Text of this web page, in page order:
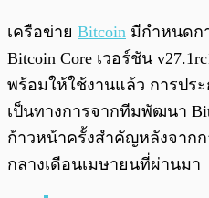
เครือข่าย Bitcoin มีกำหนดก
Bitcoin Core เวอร์ชัน
พร้อมให้ใช้งานแล้ว การปร
เป็นทางการจากทีมพัฒนา
ก้าวหน้าครั้งสำคัญหลังจากก
กลางเดือนเมษายนที่ผ่านมา